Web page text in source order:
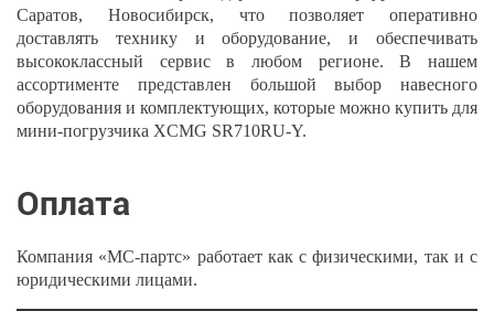
Саратов, Новосибирск, что позволяет оперативно
доставлять технику и оборудование, и обеспечивать
высококлассный сервис в любом регионе. В нашем
ассортименте представлен большой выбор навесного
оборудования и комплектующих, которые можно купить для
мини-погрузчика XCMG SR710RU-Y.
Оплата
Компания «МС-партс» работает как с физическими, так и с
юридическими лицами.